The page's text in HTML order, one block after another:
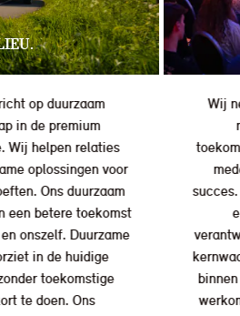
op duurzaam
in de premium
Wij helpen relaties
oplossingen voor
Ons duurzaam
een betere toekomst
onszelf. Duurzame
in de huidige
toekomstige
te doen. Ons
Wij